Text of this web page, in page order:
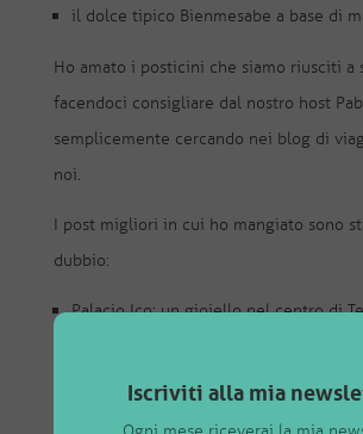
il dolce tipico Bienmesabe a base di
Ho amato i posticini che siamo riusciti a
facendoci consigliare dal nostro host
semplicemente cercando nei blog di
noi.
I post migliori in cui ho mangiato sono
dubbio:
Palacio Ico: un gioiello nel centro di
andare in un ristorante stellato senza
Iscriviti alla mia